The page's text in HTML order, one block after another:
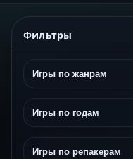
Фильтры
Игры по жанрам
Игры по годам
Игры по репакерам